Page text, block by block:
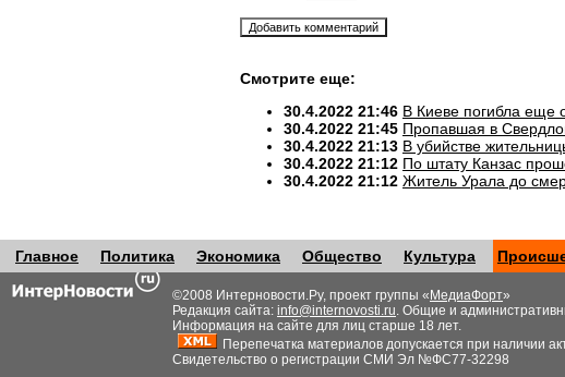
Смотрите еще:
30.4.2022 21:46 В Киеве погибла еще
30.4.2022 21:45 Пропавшая в
30.4.2022 21:13 В убийстве
30.4.2022 21:12 По штату Канзас
30.4.2022 21:12 Житель Урала до
Главное Политика Экономика Общество Культура
©2008 Интерновости.Ру, проект группы « МедиаФорт»
Редакция сайта: info@internovosti.ru. Общие и
Информация на сайте для лиц старше 18 лет.
Перепечатка материалов допускается при наличии
Свидетельство о регистрации СМИ Эл №ФС77-32298